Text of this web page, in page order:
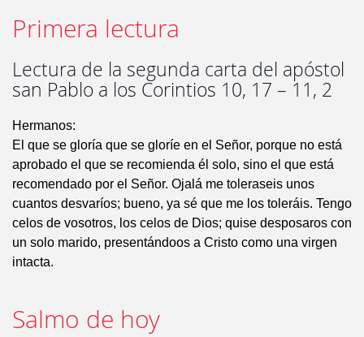
Primera lectura
Lectura de la segunda carta del apóstol
san Pablo a los Corintios 10, 17 – 11, 2
Hermanos:
El que se gloría que se gloríe en el Señor, porque no está
aprobado el que se recomienda él solo, sino el que está
recomendado por el Señor. Ojalá me toleraseis unos
cuantos desvaríos; bueno, ya sé que me los toleráis. Tengo
celos de vosotros, los celos de Dios; quise desposaros con
un solo marido, presentándoos a Cristo como una virgen
intacta.
Salmo de hoy